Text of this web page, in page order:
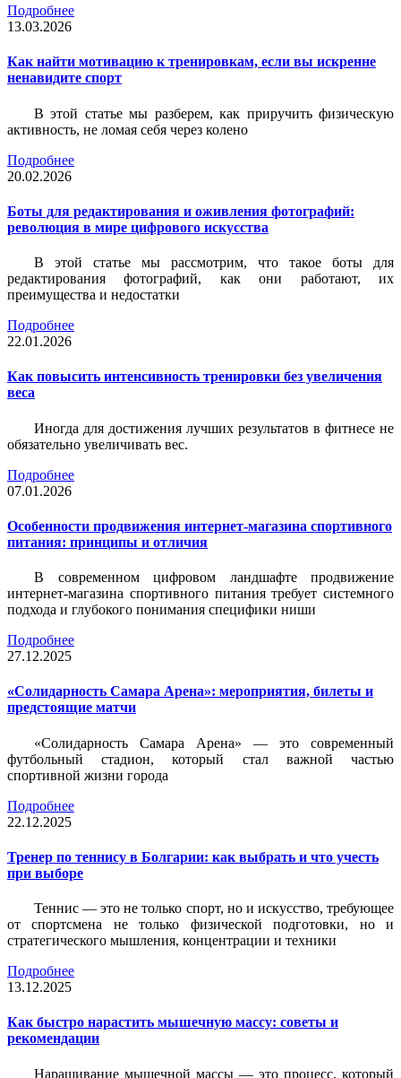
Подробнее
13.03.2026
Как найти мотивацию к тренировкам, если вы искренне
ненавидите спорт
В этой статье мы разберем, как приручить физическую
активность, не ломая себя через колено
Подробнее
20.02.2026
Боты для редактирования и оживления фотографий:
революция в мире цифрового искусства
В этой статье мы рассмотрим, что такое боты для
редактирования фотографий, как они работают, их
преимущества и недостатки
Подробнее
22.01.2026
Как повысить интенсивность тренировки без увеличения
веса
Иногда для достижения лучших результатов в фитнесе не
обязательно увеличивать вес.
Подробнее
07.01.2026
Особенности продвижения интернет-магазина спортивного
питания: принципы и отличия
В современном цифровом ландшафте продвижение
интернет-магазина спортивного питания требует системного
подхода и глубокого понимания специфики ниши
Подробнее
27.12.2025
«Солидарность Самара Арена»: мероприятия, билеты и
предстоящие матчи
«Солидарность Самара Арена» — это современный
футбольный стадион, который стал важной частью
спортивной жизни города
Подробнее
22.12.2025
Тренер по теннису в Болгарии: как выбрать и что учесть
при выборе
Теннис — это не только спорт, но и искусство, требующее
от спортсмена не только физической подготовки, но и
стратегического мышления, концентрации и техники
Подробнее
13.12.2025
Как быстро нарастить мышечную массу: советы и
рекомендации
Наращивание мышечной массы — это процесс, который